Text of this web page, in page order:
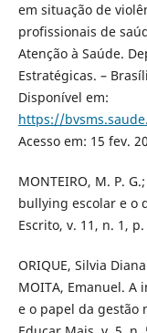
em situação de
profissionais de
Atenção à Saúde.
Estratégicas. –
Disponível em:
https://
Acesso em: 15 fev.
MONTEIRO, M. P.
bullying escolar e o
Escrito, v. 11, n. 1,
ORIQUE, Silvia
MOITA, Emanuel.
e o papel da gestão